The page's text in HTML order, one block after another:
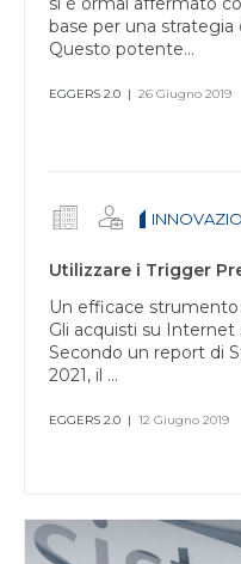
base per una
Questo potente...
EGGERS 2.0 | 26 Giugno 2019
Utilizzare i Trigger
Un efficace
Gli acquisti su
Secondo un report di
2021, il ...
EGGERS 2.0 | 12 Giugno 2019